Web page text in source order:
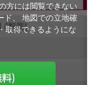
方には閲覧できない
、
地図での立地確
取得できるようにな
)